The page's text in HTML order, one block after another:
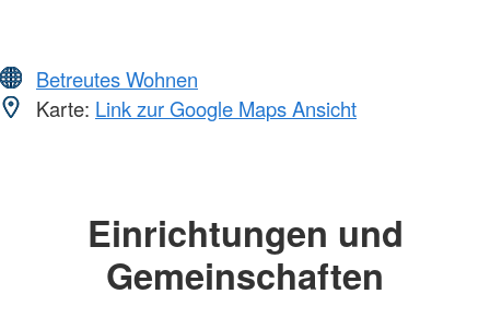
Betreutes Wohnen
Karte: Link zur Google Maps Ansicht
Einrichtungen und
Gemeinschaften